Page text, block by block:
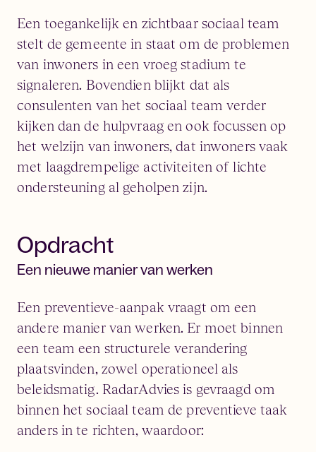
Een toegankelijk en zichtbaar sociaal team
stelt de gemeente in staat om de problemen
van inwoners in een vroeg stadium te
signaleren. Bovendien blijkt dat als
consulenten van het sociaal team verder
kijken dan de hulpvraag en ook focussen op
het welzijn van inwoners, dat inwoners vaak
met laagdrempelige activiteiten of lichte
ondersteuning al geholpen zijn.
Opdracht
Een nieuwe manier van werken
Een preventieve-aanpak vraagt om een
andere manier van werken. Er moet binnen
een team een structurele verandering
plaatsvinden, zowel operationeel als
beleidsmatig. RadarAdvies is gevraagd om
binnen het sociaal team de preventieve taak
anders in te richten, waardoor: